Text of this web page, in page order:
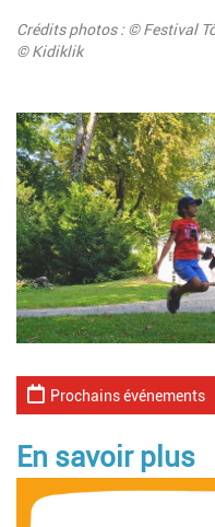
Crédits photos : © Festival
© Kidiklik
Image
Prochains événements
En savoir plus